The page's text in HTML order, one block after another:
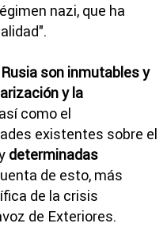
nazi, que ha
son inmutables y
y la
como el
existentes sobre el
determinadas
de esto, más
de la crisis
de Exteriores.